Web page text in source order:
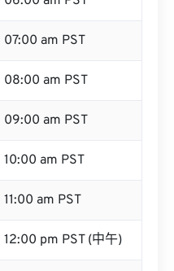
07:00 am PST
08:00 am PST
09:00 am PST
10:00 am PST
11:00 am PST
12:00 pm PST (中午)